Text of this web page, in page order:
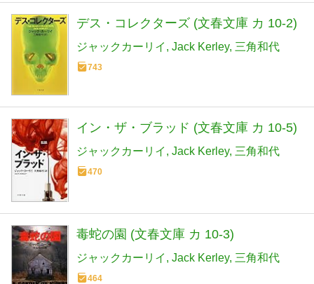
デス・コレクターズ (文春文庫 カ 10-2)
ジャックカーリイ Jack Kerley 三角和代
743
イン・ザ・ブラッド (文春文庫 カ 10-5)
ジャックカーリイ Jack Kerley 三角和代
470
毒蛇の園 (文春文庫 カ 10-3)
ジャックカーリイ Jack Kerley 三角和代
464